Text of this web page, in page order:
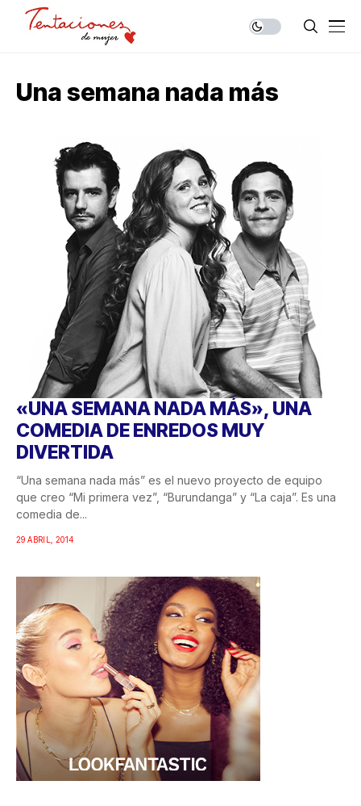
Una semana nada más
«UNA SEMANA NADA MÁS», UNA
COMEDIA DE ENREDOS MUY
DIVERTIDA
“Una semana nada más” es el nuevo proyecto de equipo
que creo “Mi primera vez”, “Burundanga” y “La caja”. Es una
comedia de...
29 ABRIL, 2014